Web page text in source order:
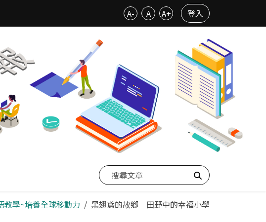
A- A A+ 登入
搜尋
教學~培養全球移動力 黑翅鳶的故鄉 田野中的幸福小學